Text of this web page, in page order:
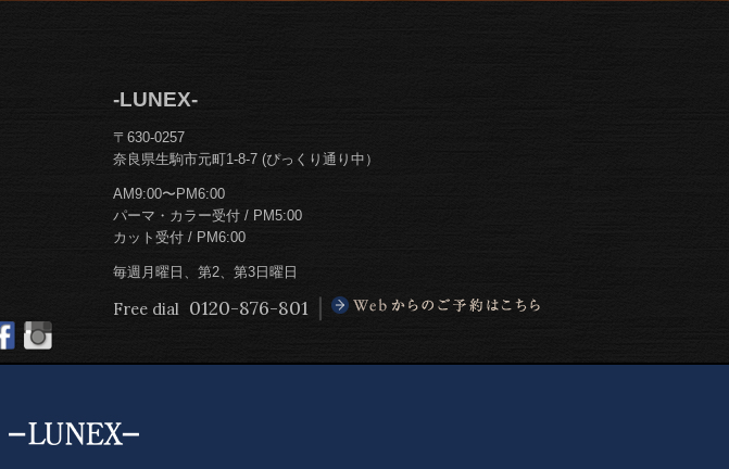
-LUNEX-
〒630-0257
奈良県生駒市元町1-8-7 (ぴっくり通り中）
AM9:00〜PM6:00
パーマ・カラー受付 / PM5:00
カット受付 / PM6:00
毎週月曜日、第2、第3日曜日
Free dial 0120-876-801